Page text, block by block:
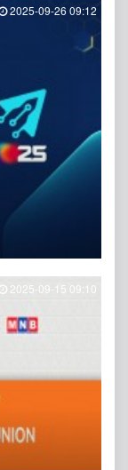
2025-09-26 09:12
2025-09-15 09:10